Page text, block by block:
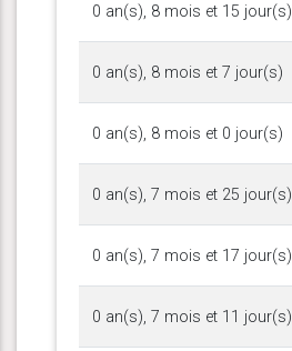
0 an(s), 8 mois et 15 jour(s)
0 an(s), 8 mois et 7 jour(s)
0 an(s), 8 mois et 0 jour(s)
0 an(s), 7 mois et 25 jour(s)
0 an(s), 7 mois et 17 jour(s)
0 an(s), 7 mois et 11 jour(s)